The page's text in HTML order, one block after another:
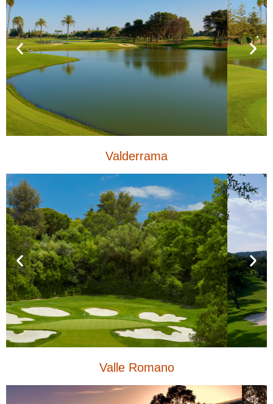
Valderrama
Valle Romano